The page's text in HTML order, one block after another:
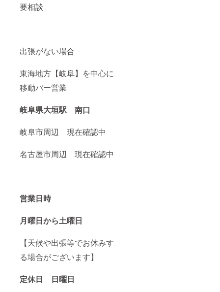
要相談
出張がない場合
東海地方【岐阜】を中心に
移動バー営業
岐阜県大垣駅 南口
岐阜市周辺 現在確認中
名古屋市周辺 現在確認中
営業日時
月曜日から土曜日
【天候や出張等でお休みす
る場合がございます】
定休日 日曜日